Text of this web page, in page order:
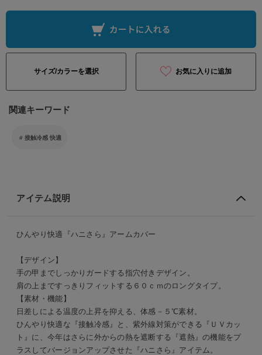
サイズ/カラーを選択 お気に入りに追加
関連キーワード
接触冷感 快適
アイテム説明
ひんやり快適『ハニさら』アームカバー
【デザイン】
手の甲までしっかりガードする指穴付きデザイン。
肩の上まですっきりフィットする６０ｃｍのロングタイプ。
【素材・機能】
日差しによる温度の上昇を抑える、体感－５℃素材。
ひんやり快適な『接触冷感』と、紫外線対策ができる『ＵＶカッ
ト』に、今年はさらに外からの熱を遮断する『遮熱』の機能をプ
ラスしてバージョンアップさせた『ハニさら』アイテム。